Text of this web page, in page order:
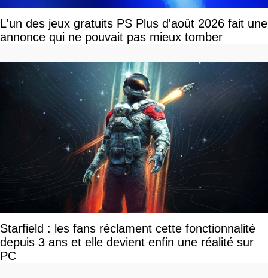
L'un des jeux gratuits PS Plus d'août 2026 fait une
annonce qui ne pouvait pas mieux tomber
Starfield : les fans réclament cette fonctionnalité
depuis 3 ans et elle devient enfin une réalité sur
PC